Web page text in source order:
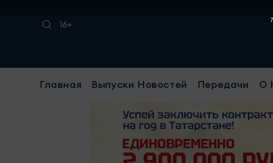
16+
Главная Выпуски Новостей Передачи О
6